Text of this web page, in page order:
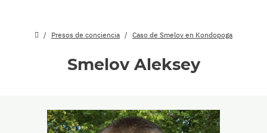
Presos de conciencia Caso de Smelov en Kondopoga
Smelov Aleksey